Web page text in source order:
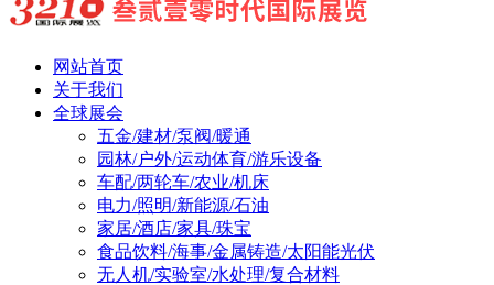
网站首页
关于我们
全球展会
五金/建材/泵阀/暖通
园林/户外/运动体育/游乐设备
车配/两轮车/农业/机床
电力/照明/新能源/石油
家居/酒店/家具/珠宝
食品饮料/海事/金属铸造/太阳能光伏
无人机/实验室/水处理/复合材料